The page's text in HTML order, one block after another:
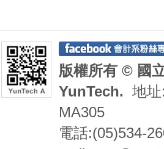
版權所有 © 國
YunTech. 地
MA305
電話:(05)534-